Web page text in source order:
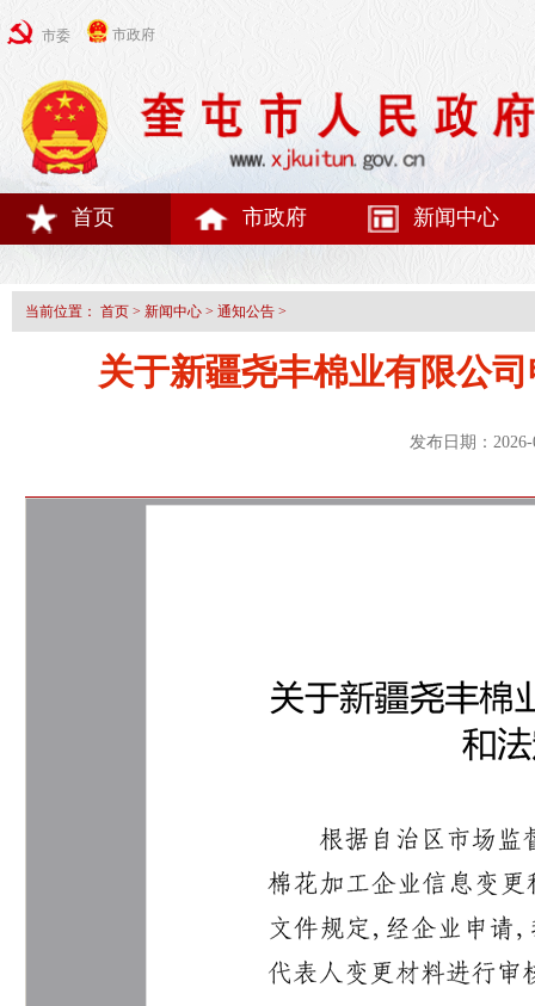
市委 市政府
首页 市政府 新闻中心
当前位置： 首页 > 新闻中心 > 通知公告 >
关于新疆尧丰棉业有限公
发布日期：